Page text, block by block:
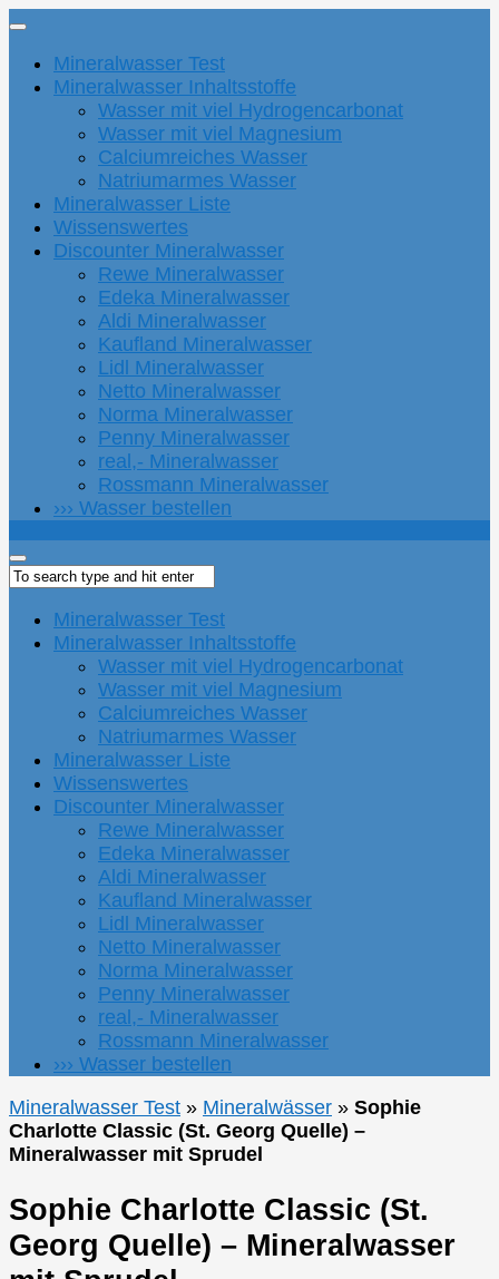
Mineralwasser Test
Mineralwasser Inhaltsstoffe
Wasser mit viel Hydrogencarbonat
Wasser mit viel Magnesium
Calciumreiches Wasser
Natriumarmes Wasser
Mineralwasser Liste
Wissenswertes
Discounter Mineralwasser
Rewe Mineralwasser
Edeka Mineralwasser
Aldi Mineralwasser
Kaufland Mineralwasser
Lidl Mineralwasser
Netto Mineralwasser
Norma Mineralwasser
Penny Mineralwasser
real,- Mineralwasser
Rossmann Mineralwasser
››› Wasser bestellen
Mineralwasser Test
Mineralwasser Inhaltsstoffe
Wasser mit viel Hydrogencarbonat
Wasser mit viel Magnesium
Calciumreiches Wasser
Natriumarmes Wasser
Mineralwasser Liste
Wissenswertes
Discounter Mineralwasser
Rewe Mineralwasser
Edeka Mineralwasser
Aldi Mineralwasser
Kaufland Mineralwasser
Lidl Mineralwasser
Netto Mineralwasser
Norma Mineralwasser
Penny Mineralwasser
real,- Mineralwasser
Rossmann Mineralwasser
››› Wasser bestellen
Mineralwasser Test » Mineralwässer » Sophie
Charlotte Classic (St. Georg Quelle) –
Mineralwasser mit Sprudel
Sophie Charlotte Classic (St.
Georg Quelle) – Mineralwasser